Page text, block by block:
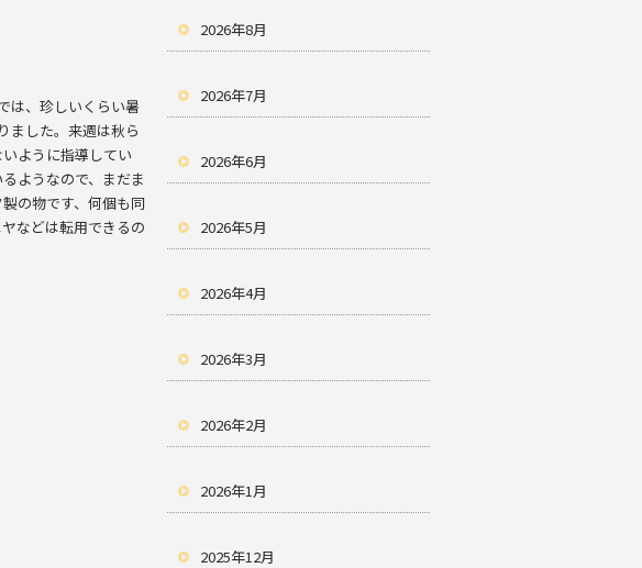
は、珍しいくらい暑
ました。来週は秋ら
ように指導してい
ようなので、まだま
の物です、何個も同
などは転用できるの
2026年8月
2026年7月
2026年6月
2026年5月
2026年4月
2026年3月
2026年2月
2026年1月
2025年12月